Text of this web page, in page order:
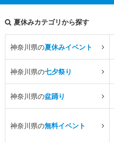
夏休みカテゴリから探す
神奈川県の夏休みイベント
神奈川県の七夕祭り
神奈川県の盆踊り
神奈川県の無料イベント